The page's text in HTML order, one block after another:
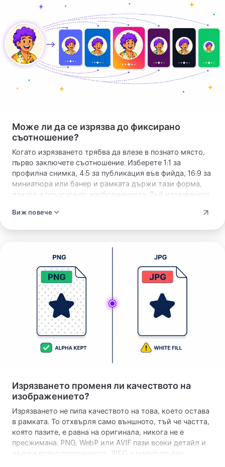
Може ли да се изрязва до фиксирано
съотношение?
Когато изрязването трябва да влезе в познато място,
първо заключете съотношение. Изберете 1:1 за
профилна снимка, 4:5 за публикация във фийда, 16:9 за
миниатюра или банер и рамката държи тази форма,
докато я плъзгате по изображението. Тъй изрязването
без гадаене и без втори преход за поправка на ръб,
Виж повече
Изрязването променя ли качеството на
изображението?
Изрязването не пипа качеството на това, което остава
в рамката. То отхвърля само външното, тъй че частта,
която пазите, е равна на оригинала, никога не е
пресжимана. PNG, WebP или AVIF пази всеки детайл и
държи всяка прозрачност. JPEG е малко по-лек,